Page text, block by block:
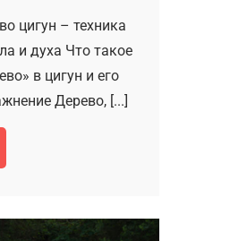
цигун – техника
и духа Что такое
в цигун и его
Дерево, [...]